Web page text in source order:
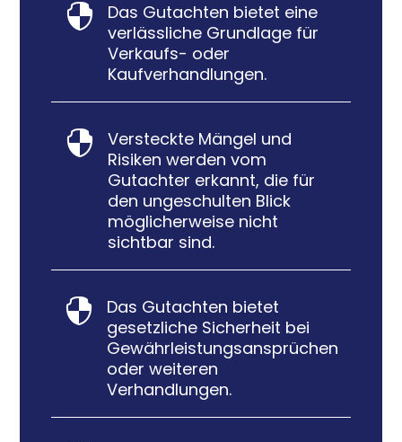

Das Gutachten bietet eine
verlässliche Grundlage für
Verkaufs- oder
Kaufverhandlungen.

Versteckte Mängel und
Risiken werden vom
Gutachter erkannt, die für
den ungeschulten Blick
möglicherweise nicht
sichtbar sind.

Das Gutachten bietet
gesetzliche Sicherheit bei
Gewährleistungsansprüchen
oder weiteren
Verhandlungen.